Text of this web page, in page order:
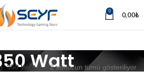
0 0,00₺
Watt
350 Watt 2 sonucun tümü gösteriliyor